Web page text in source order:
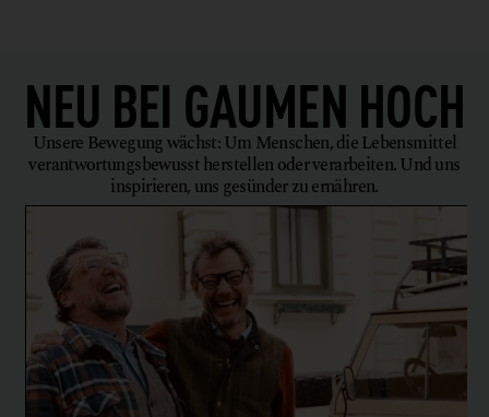
NEU BEI GAUMEN HOCH
Unsere Bewegung wächst: Um Menschen, die Lebensmittel
verantwortungsbewusst herstellen oder verarbeiten. Und uns
inspirieren, uns gesünder zu ernähren.